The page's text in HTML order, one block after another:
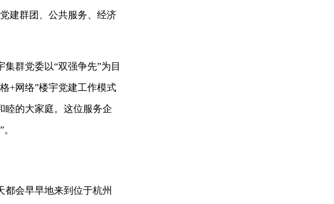
建群团、公共服务、经济
群党委以“双强争先”为目
+网络”楼宇党建工作模式
睦的大家庭。这位服务企
会早早地来到位于杭州